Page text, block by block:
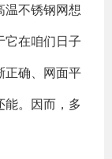
温不锈钢网想
它在咱们日子
正确、网面平
能。因而，多